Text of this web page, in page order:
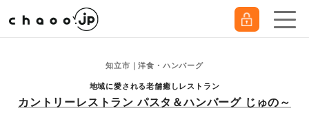
知立市｜洋食・ハンバーグ
地域に愛される老舗癒しレストラン
カントリーレストラン パスタ＆ハンバーグ じゅの～